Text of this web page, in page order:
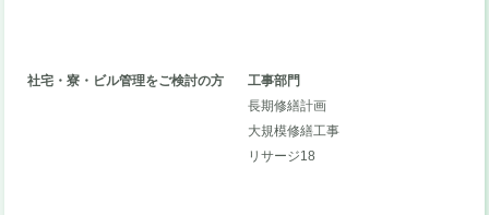
社宅・寮・ビル管理をご検討の方
工事部門
長期修繕計画
大規模修繕工事
リサージ18